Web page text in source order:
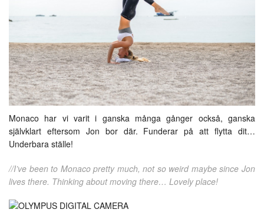
Monaco har vi varit i ganska många gånger också, ganska
självklart eftersom Jon bor där. Funderar på att flytta dit…
Underbara ställe!
//I’ve been to Monaco pretty much, not so weird maybe since Jon
lives there. Thinking about moving there… Lovely place!